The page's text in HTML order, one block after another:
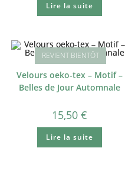
sur 5
Lire la suite
Velours oeko-tex – Motif –
Belles de Jour Automnale
15,50€
Lire la suite